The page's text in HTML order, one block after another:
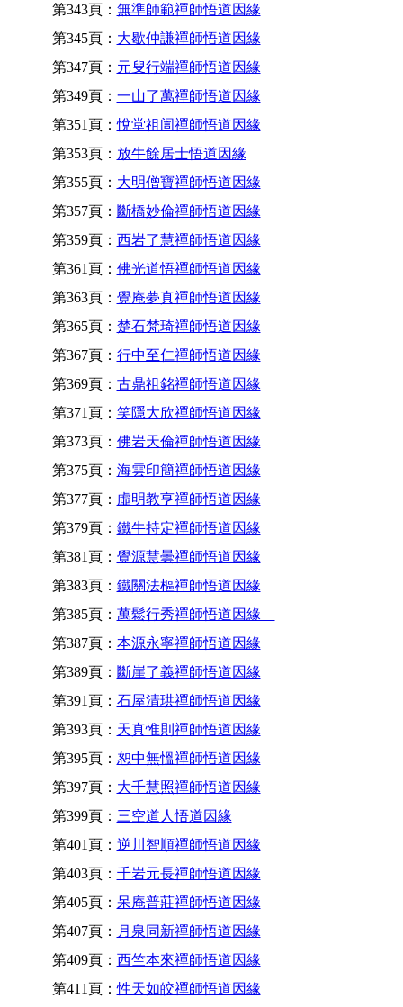
第343頁： 無準師範禪師悟道因緣
第345頁： 大歇仲謙禪師悟道因緣
第347頁： 元叟行端禪師悟道因緣
第349頁： 一山了萬禪師悟道因緣
第351頁：悅堂祖訚禪師悟道因緣
第353頁： 放牛餘居士悟道因緣
第355頁： 大明僧寶禪師悟道因緣
第357頁： 斷橋妙倫禪師悟道因緣
第359頁： 西岩了慧禪師悟道因緣
第361頁： 佛光道悟禪師悟道因緣
第363頁： 覺庵夢真禪師悟道因緣
第365頁： 楚石梵琦禪師悟道因緣
第367頁： 行中至仁禪師悟道因緣
第369頁： 古鼎祖銘禪師悟道因緣
第371頁： 笑隱大欣禪師悟道因緣
第373頁： 佛岩天倫禪師悟道因緣
第375頁： 海雲印簡禪師悟道因緣
第377頁： 虛明教亨禪師悟道因緣
第379頁： 鐵牛持定禪師悟道因緣
第381頁： 覺源慧曇禪師悟道因緣
第383頁： 鐵關法樞禪師悟道因緣
第385頁： 萬鬆行秀禪師悟道因緣
第387頁： 本源永寧禪師悟道因緣
第389頁： 斷崖了義禪師悟道因緣
第391頁： 石屋清珙禪師悟道因緣
第393頁： 天真惟則禪師悟道因緣
第395頁： 恕中無慍禪師悟道因緣
第397頁： 大千慧照禪師悟道因緣
第399頁： 三空道人悟道因緣
第401頁： 逆川智順禪師悟道因緣
第403頁： 千岩元長禪師悟道因緣
第405頁： 呆庵普莊禪師悟道因緣
第407頁： 月泉同新禪師悟道因緣
第409頁： 西竺本來禪師悟道因緣
第411頁：性天如皎禪師悟道因緣